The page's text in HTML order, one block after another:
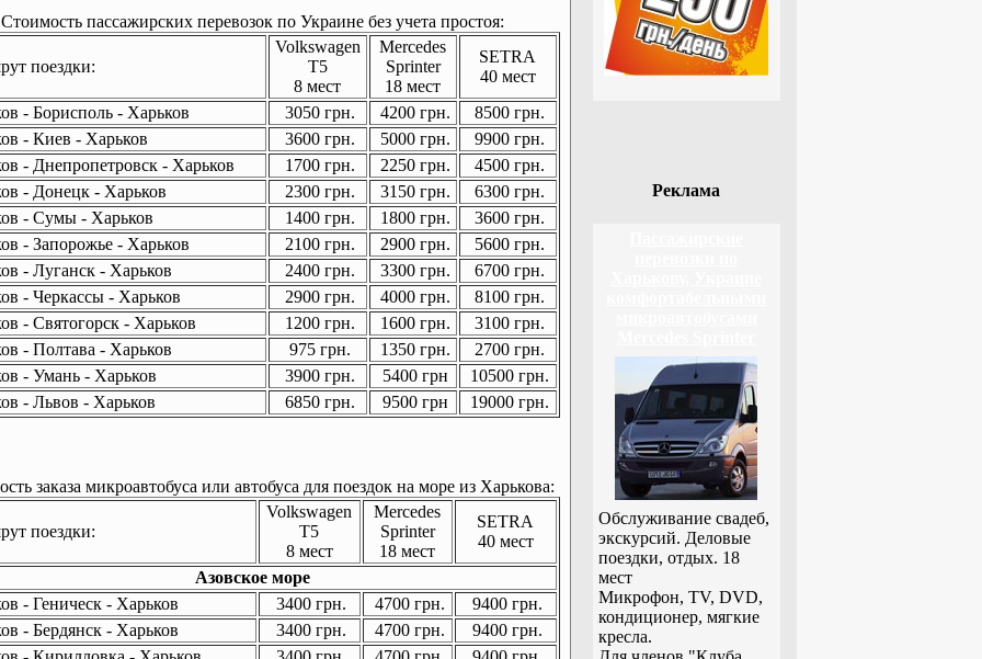
Стоимость пассажирских перевозок по Украине без учета простоя:
поездки:
Volkswagen
T5
8 мест
Mercedes
Sprinter
18 мест
SETRA
40 мест
- Борисполь - Харьков
3050 грн. 4200 грн.
8500 грн.
- Киев - Харьков
3600 грн. 5000 грн.
9900 грн.
- Днепропетровск - Харьков
1700 грн. 2250 грн.
4500 грн.
- Донецк - Харьков
2300 грн. 3150 грн.
6300 грн.
- Сумы - Харьков
1400 грн. 1800 грн.
3600 грн.
- Запорожье - Харьков
2100 грн. 2900 грн.
5600 грн.
- Луганск - Харьков
2400 грн. 3300 грн.
6700 грн.
- Черкассы - Харьков
2900 грн. 4000 грн.
8100 грн.
- Святогорск - Харьков
1200 грн. 1600 грн.
3100 грн.
- Полтава - Харьков
975 грн. 1350 грн.
2700 грн.
- Умань - Харьков
3900 грн. 5400 грн
10500 грн.
- Львов - Харьков
6850 грн. 9500 грн 19000 грн.
заказа микроавтобуса или автобуса для поездок на море из Харькова:
поездки:
Volkswagen
T5
8 мест
Mercedes
Sprinter
18 мест
SETRA
40 мест
Азовское море
- Геническ - Харьков
3400 грн. 4700 грн.
9400 грн.
- Бердянск - Харьков
3400 грн. 4700 грн.
9400 грн.
Реклама
Обслуживание свадеб,
экскурсий. Деловые
поездки, отдых. 18
мест
Микрофон, TV, DVD,
кондиционер, мягкие
кресла.